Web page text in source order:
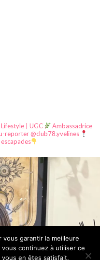
Lifestyle | UGC
Ambassadrice
reporter @club78.yvelines
garantir la meilleure
continuez à utiliser ce
en êtes satisfait.